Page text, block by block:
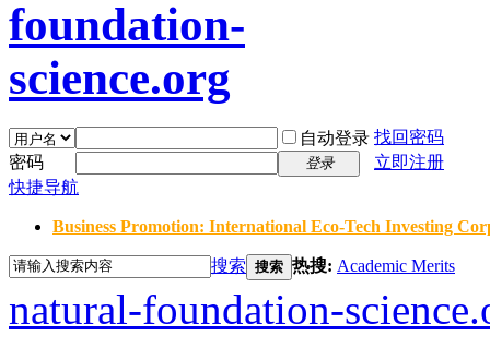
自动登录 找回密码
密码
登录
立即注册
快捷导航
Business Promotion: International Eco-Tech Investing
搜索 搜索 热搜: Academic Merits
natural-foundation-